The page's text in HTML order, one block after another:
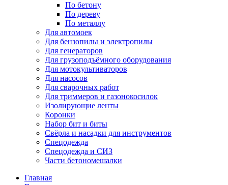
По бетону
По дереву
По металлу
Для автомоек
Для бензопилы и электропилы
Для генераторов
Для грузоподъёмного оборудования
Для мотокультиваторов
Для насосов
Для сварочных работ
Для триммеров и газонокосилок
Изолирующие ленты
Коронки
Набор бит и биты
Свёрла и насадки для инструментов
Спецодежда
Спецодежда и СИЗ
Части бетономешалки
Главная